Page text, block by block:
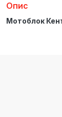
Опис
Мотоблок